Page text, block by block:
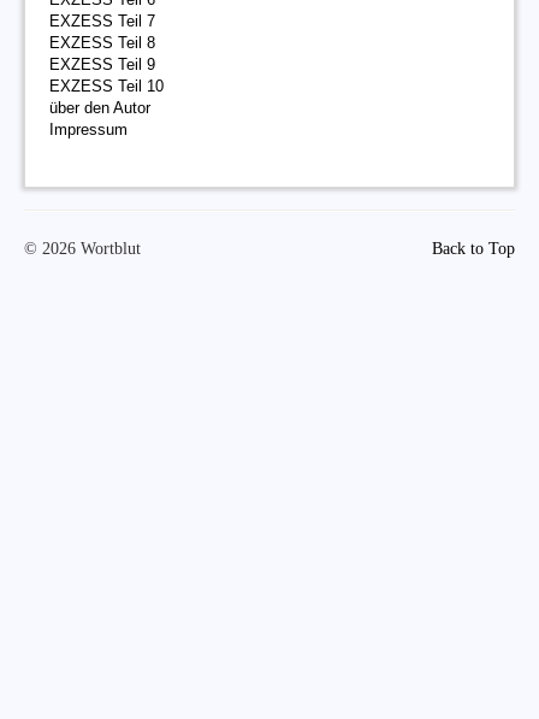
EXZESS Teil 7
EXZESS Teil 8
EXZESS Teil 9
EXZESS Teil 10
über den Autor
Impressum
Back to Top
© 2026 Wortblut